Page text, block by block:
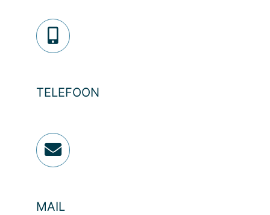
TELEFOON
MAIL